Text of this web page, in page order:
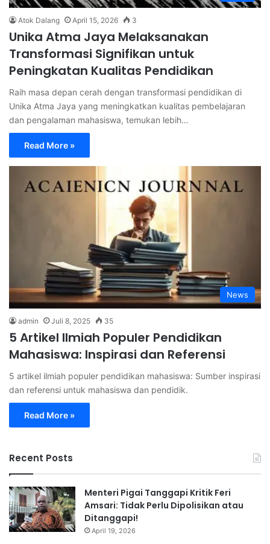
Atok Dalang April 15, 2026 3
Unika Atma Jaya Melaksanakan
Transformasi Signifikan untuk
Peningkatan Kualitas Pendidikan
Raih masa depan cerah dengan transformasi pendidikan di
Unika Atma Jaya yang meningkatkan kualitas pembelajaran
dan pengalaman mahasiswa, temukan lebih…
Read More »
News
admin Juli 8, 2025 35
5 Artikel Ilmiah Populer Pendidikan
Mahasiswa: Inspirasi dan Referensi
5 artikel ilmiah populer pendidikan mahasiswa: Sumber inspirasi
dan referensi untuk mahasiswa dan pendidik.
Read More »
Recent Posts
Menteri Pigai Tanggapi Kritik Feri
Amsari: Tidak Perlu Dipolisikan atau
Ditanggapi!
April 19, 2026